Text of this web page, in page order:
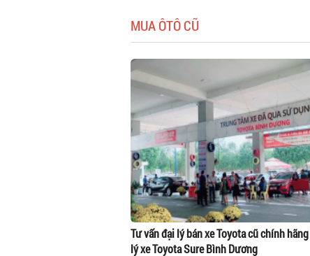
MUA ÔTÔ CŨ
Tư vấn đại lý bán xe Toyota cũ chính
lý xe Toyota Sure Bình Dương